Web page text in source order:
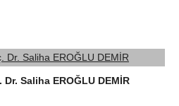
Saliha EROĞLU DEMİR